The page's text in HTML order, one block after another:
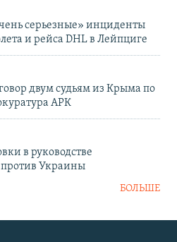
серьезные» инциденты
и рейса DHL в Лейпциге
двум судьям из Крыма по
АРК
в руководстве
Украины
БОЛЬШЕ